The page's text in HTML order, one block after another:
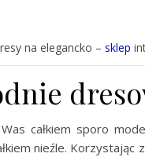
na elegancko – sklep
całkiem sporo
nieźle.